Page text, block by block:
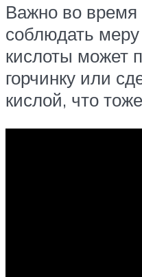
Важно во время
соблюдать
кислоты может
горчинку или
кислой, что